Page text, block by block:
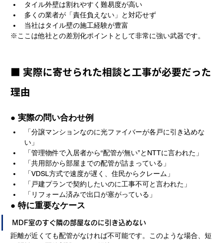
タイル外壁は割れやすく難易度が高い
多くの業者が「責任負えない」と対応せず
当社はタイル壁の施工経験が豊富
※ここは他社との差別化ポイントとして非常に強い武器です。
■ 実際に寄せられた相談と工事が必要だった
理由
● 実際の問い合わせ例
「分譲マンションなのに光ファイバーが各戸に引き込めな
い」
「管理物件で入居者から“配管が無い”とNTTに言われた」
「共用部から部屋までの配管が詰まっている」
「VDSL方式で速度が遅く、住民からクレーム」
「戸建プランで契約したいのに工事不可と言われた」
「リフォーム済みで出口が塞がっている」
● 特に重要なケース
MDF室のすぐ隣の部屋なのに引き込めない
距離が近くても配管がなければ不可能です。このような場合、短